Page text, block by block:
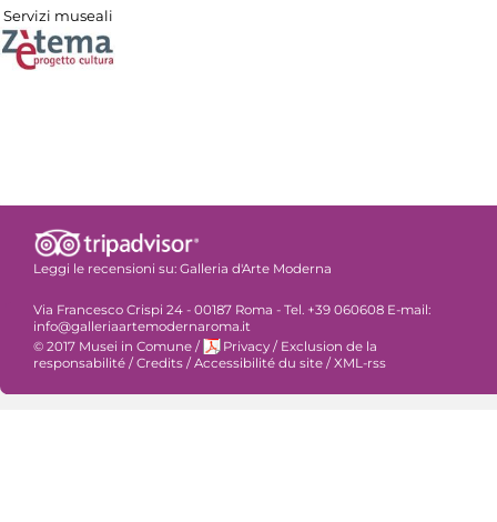
Servizi museali
Leggi le recensioni su: Galleria d'Arte Moderna
Via Francesco Crispi 24 - 00187 Roma - Tel. +39 060608 E-mail:
info@galleriaartemodernaroma.it
© 2017 Musei in Comune / Privacy / Exclusion de la
responsabilité / Credits / Accessibilité du site / XML-rss